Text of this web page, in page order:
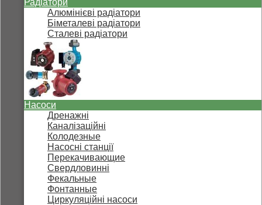
Радіатори
Алюмінієві радіатори
Біметалеві радіатори
Сталеві радіатори
Насоси
Дренажні
Каналізаційні
Колодезные
Насосні станції
Перекачивающие
Свердловинні
Фекальные
Фонтанные
Циркуляційні насоси